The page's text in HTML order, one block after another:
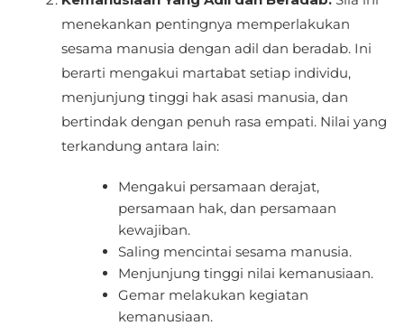
menekankan pentingnya memperlakukan
sesama manusia dengan adil dan beradab. Ini
berarti mengakui martabat setiap individu,
menjunjung tinggi hak asasi manusia, dan
bertindak dengan penuh rasa empati. Nilai yang
terkandung antara lain:
Mengakui persamaan derajat,
persamaan hak, dan persamaan
kewajiban.
Saling mencintai sesama manusia.
Menjunjung tinggi nilai kemanusiaan.
Gemar melakukan kegiatan
kemanusiaan.